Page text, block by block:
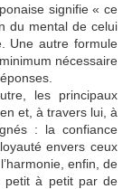
signifie « ce
du mental de celui
Une autre formule
nécessaire
les principaux
et, à travers lui, à
: la confiance
envers ceux
enfin, de
petit à petit par de